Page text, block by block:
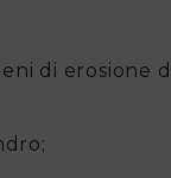
di erosione